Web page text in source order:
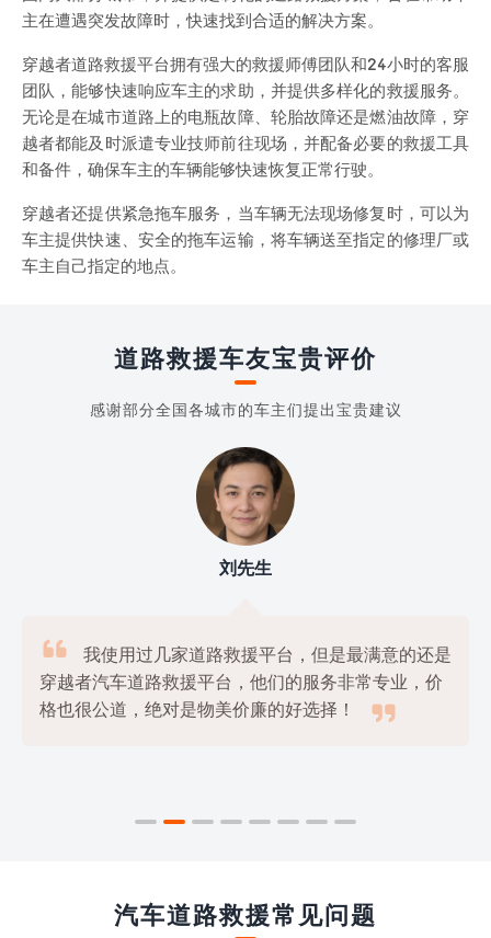
主在遭遇突发故障时，快速找到合适的解决方案。
穿越者道路救援平台拥有强大的救援师傅团队和24小时的客服
团队，能够快速响应车主的求助，并提供多样化的救援服务。
无论是在城市道路上的电瓶故障、轮胎故障还是燃油故障，穿
越者都能及时派遣专业技师前往现场，并配备必要的救援工具
和备件，确保车主的车辆能够快速恢复正常行驶。
穿越者还提供紧急拖车服务，当车辆无法现场修复时，可以为
车主提供快速、安全的拖车运输，将车辆送至指定的修理厂或
车主自己指定的地点。
道路救援车友宝贵评价
感谢部分全国各城市的车主们提出宝贵建议
刘先生

我使用过几家道路救援平台，但是最满意的还是
穿越者汽车道路救援平台，他们的服务非常专业，价
格也很公道，绝对是物美价廉的好选择！

汽车道路救援常见问题